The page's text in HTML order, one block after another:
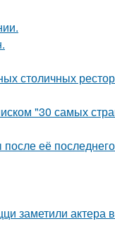
столичных
"30 самых
её
заметили актера